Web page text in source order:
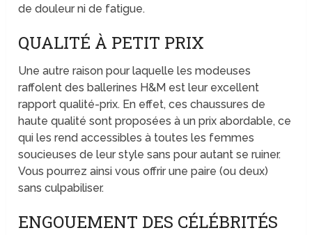
de douleur ni de fatigue.
QUALITÉ À PETIT PRIX
Une autre raison pour laquelle les modeuses
raffolent des ballerines H&M est leur excellent
rapport qualité-prix. En effet, ces chaussures de
haute qualité sont proposées à un prix abordable, ce
qui les rend accessibles à toutes les femmes
soucieuses de leur style sans pour autant se ruiner.
Vous pourrez ainsi vous offrir une paire (ou deux)
sans culpabiliser.
ENGOUEMENT DES CÉLÉBRITÉS